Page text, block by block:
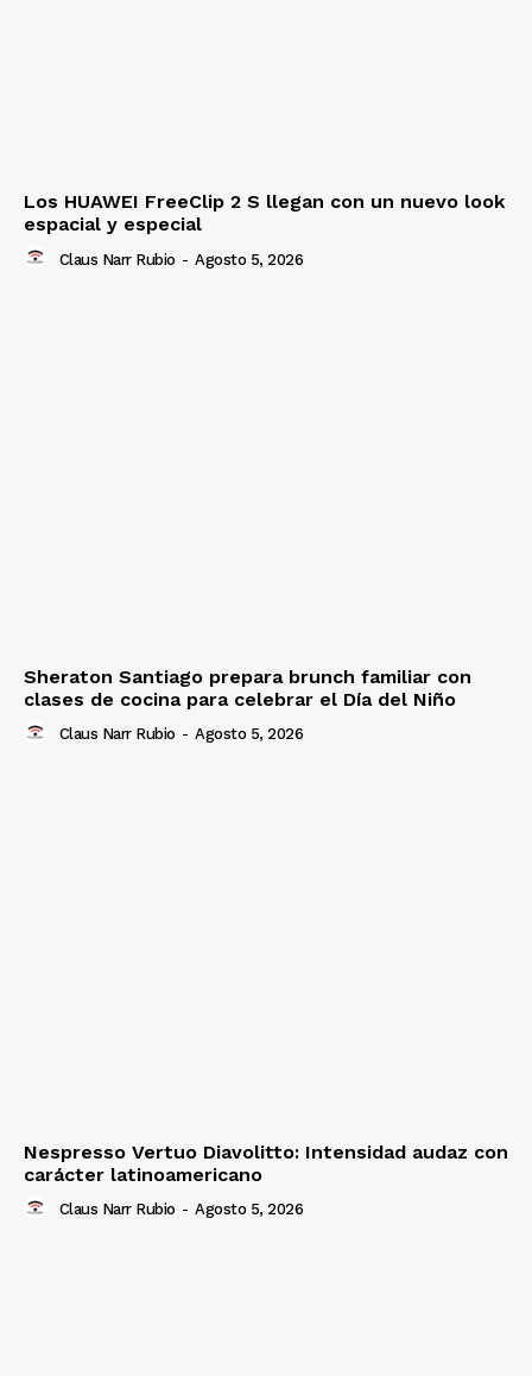
Los HUAWEI FreeClip 2 S llegan con un nuevo look
espacial y especial
Claus Narr Rubio - Agosto 5, 2026
Sheraton Santiago prepara brunch familiar con
clases de cocina para celebrar el Día del Niño
Claus Narr Rubio - Agosto 5, 2026
Nespresso Vertuo Diavolitto: Intensidad audaz con
carácter latinoamericano
Claus Narr Rubio - Agosto 5, 2026